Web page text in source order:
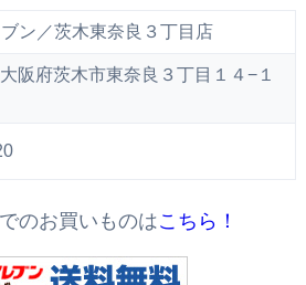
ン／茨木東奈良３丁目店
阪府茨木市東奈良３丁目１４−１
のお買いものはこちら！